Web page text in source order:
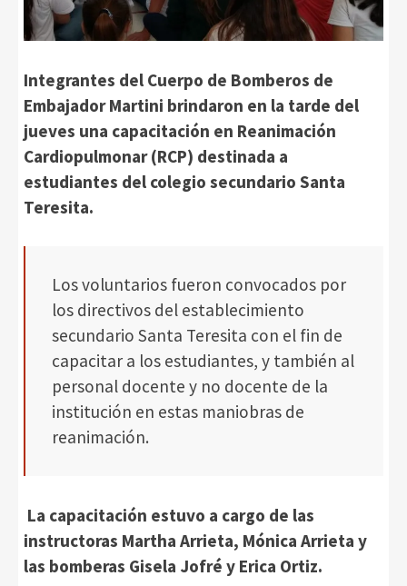
Integrantes del Cuerpo de Bomberos de
Embajador Martini brindaron en la tarde del
jueves una capacitación en Reanimación
Cardiopulmonar (RCP) destinada a
estudiantes del colegio secundario Santa
Teresita.
Los voluntarios fueron convocados por
los directivos del establecimiento
secundario Santa Teresita con el fin de
capacitar a los estudiantes, y también al
personal docente y no docente de la
institución en estas maniobras de
reanimación.
La capacitación estuvo a cargo de las
instructoras Martha Arrieta, Mónica Arrieta y
las bomberas Gisela Jofré y Erica Ortiz.